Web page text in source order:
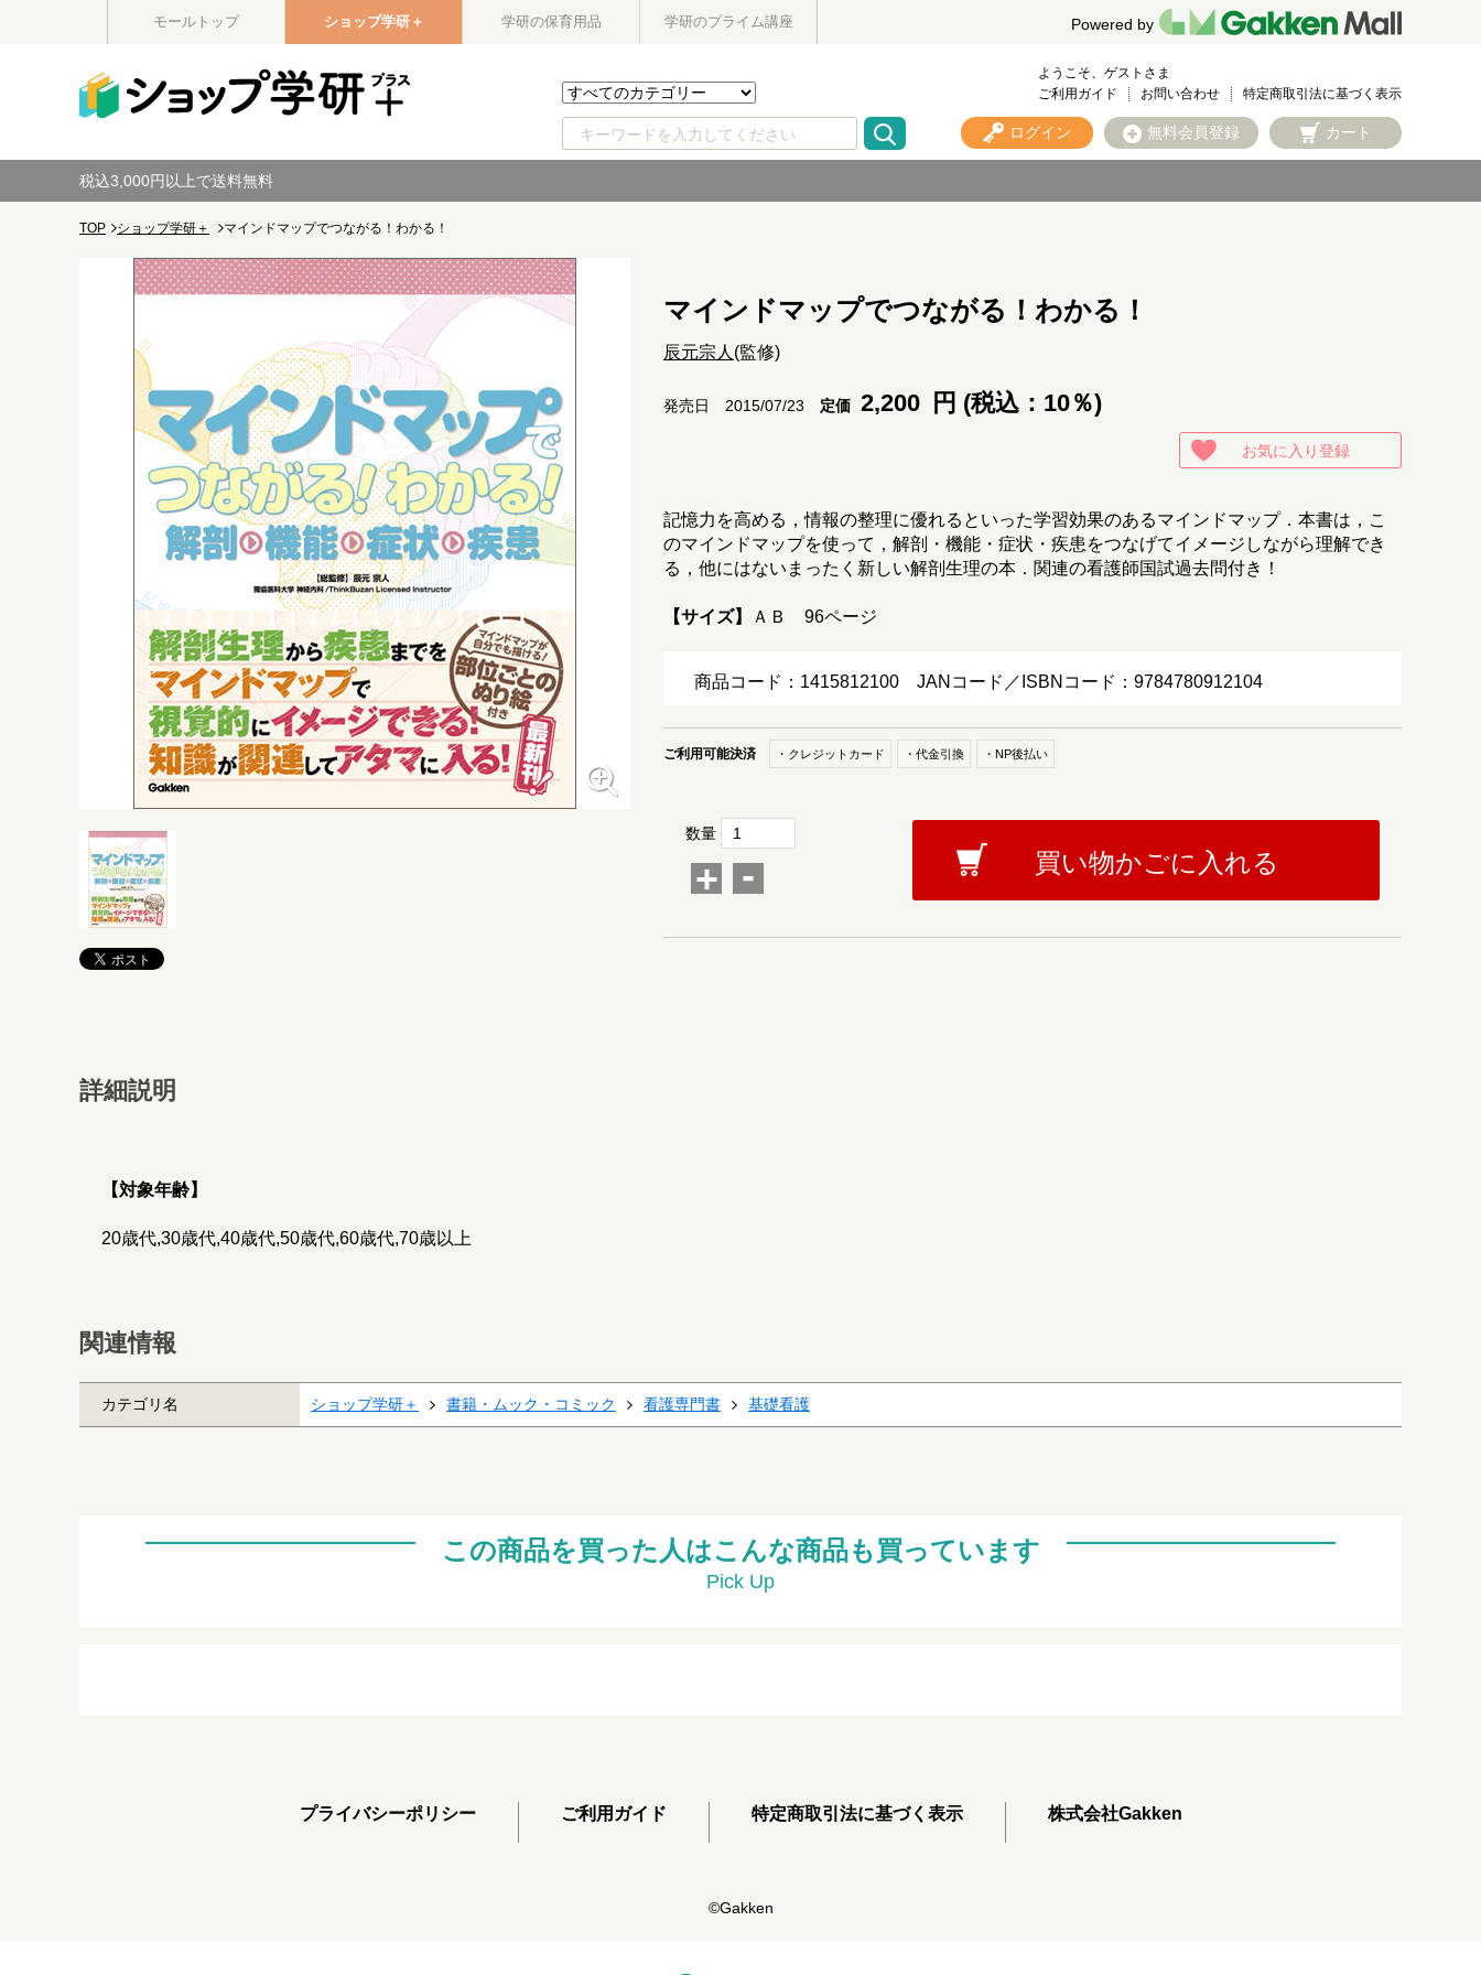
モールトップ ショップ学研＋ 学研の保育用品 学研のプライム講座 Powered by
ようこそ、ゲストさま
ご利用ガイド
お問い合わせ 特定商取引法に基づく表示
ログイン 無料会員登録 カート
税込3,000円以上で送料無料
TOP ショップ学研＋ マインドマップでつながる！わかる！
マインドマップでつながる！わかる！
辰元宗人 (監修)
発売日 2015/07/23 定価 2,200 円 (税込：10％)
お気に入り登録
記憶力を高める，情報の整理に優れるといった学習効果のあるマインドマップ．本書は，こ
のマインドマップを使って，解剖・機能・症状・疾患をつなげてイメージしながら理解でき
る，他にはないまったく新しい解剖生理の本．関連の看護師国試過去問付き！
【サイズ】 ＡＢ 96ページ
商品コード：1415812100 JANコード／ISBNコード：9784780912104
ご利用可能決済 ・クレジットカード ・代金引換 ・NP後払い
数量
+ - 買い物かごに入れる
詳細説明
【対象年齢】
20歳代,30歳代,40歳代,50歳代,60歳代,70歳以上
関連情報
カテゴリ名 ショップ学研＋ 書籍・ムック・コミック 看護専門書 基礎看護
この商品を買った人はこんな商品も買っています
Pick Up
プライバシーポリシー ご利用ガイド 特定商取引法に基づく表示 株式会社Gakken
©Gakken